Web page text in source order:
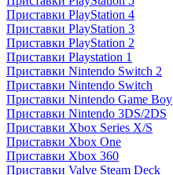
Приставки PlayStation 4
Приставки PlayStation 3
Приставки PlayStation 2
Приставки Playstation 1
Приставки Nintendo Switch 2
Приставки Nintendo Switch
Приставки Nintendo Game Boy
Приставки Nintendo 3DS/2DS
Приставки Xbox Series X/S
Приставки Xbox One
Приставки Xbox 360
Приставки Valve Steam Deck